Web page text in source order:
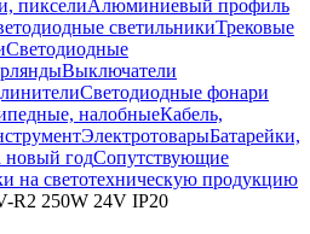
пикселиАлюминиевый профиль
светильникиТрековые
Светодиодные
Выключатели
Светодиодные фонари
налобныеКабель,
ЭлектротоварыБатарейки,
новый годСопутствующие
на светотехническую продукцию
R2 250W 24V IP20